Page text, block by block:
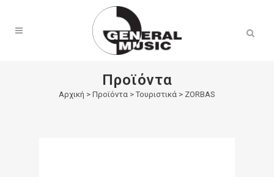
Προϊόντα
Αρχική > Προϊόντα > Τουριστικά > ZORBAS